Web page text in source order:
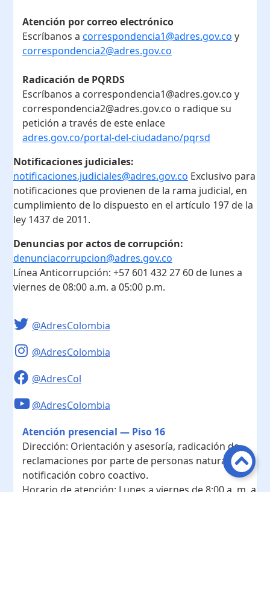
Atención por correo electrónico
Escríbanos a correspondencia1@adres.gov.co y
correspondencia2@adres.gov.co
Radicación de PQRDS
Escríbanos a correspondencia1@adres.gov.co y
correspondencia2@adres.gov.co o radique su
petición a través de este enlace
adres.gov.co/portal-del-ciudadano/pqrsd
Notificaciones judiciales:
notificaciones.judiciales@adres.gov.co Exclusivo para
notificaciones que provienen de la rama judicial, en
cumplimiento de lo dispuesto en el artículo 197 de la
ley 1437 de 2011.
Denuncias por actos de corrupción:
denunciacorrupcion@adres.gov.co
Línea Anticorrupción: +57 601 432 27 60 de lunes a
viernes de 08:00 a.m. a 05:00 p.m.
@AdresColombia
@AdresColombia
@AdresCol
@AdresColombia
Atención presencial — Piso 16
Dirección: Orientación y asesoría, radicación de
reclamaciones por parte de personas naturales y
notificación cobro coactivo.
Horario de atención: Lunes a viernes de 8:00 a. m. a